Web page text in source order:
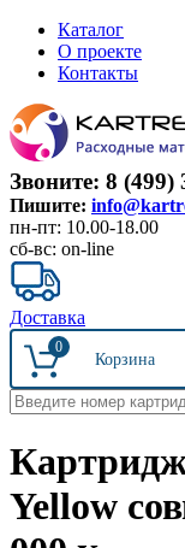
Каталог
О проекте
Контакты
Звоните: 8 (499)
Пишите:
пн-пт: 10.00-18.00
сб-вс: on-line
Доставка
0
Yellow